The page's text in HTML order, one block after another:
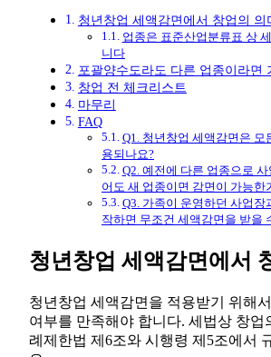
청년창업 세액감면에서 창업의 의
업종은 표준산업분류표 상
니다
포괄양수도라도 다른 업종이라면
창업 전 체크리스트
마무리
FAQ
Q1. 청년창업 세액감면은 모
용되나요?
Q2. 예전에 다른 업종으로
어도 새 업종이면 감면이 가능한
Q3. 가족이 운영하던 사업장
작하면 무조건 세액감면을 받을
청년창업 세액감면에서
청년창업 세액감면을 적용받기 위해
여부를 만족해야 합니다. 세법상 창업
례제한법 제6조와 시행령 제5조에서